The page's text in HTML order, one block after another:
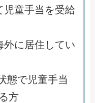
児童手当を受給
外に居住してい
態で児童手当
方